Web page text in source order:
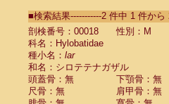
CebidaeSaguinus
Cebidae Saguinus
CebidaeSaguinus
Cebidae
CebidaeSaguinus
Cebidae Saguinus
Cebidae Saguinus
■検索結果-----------2 件中 1 件から
剖検番号：00018
性別：M
科名：Hylobatidae
種小名： lar
和名：シロテテナガザル
頭蓋骨：無
下顎骨：無
尺骨：無
肩甲骨：無